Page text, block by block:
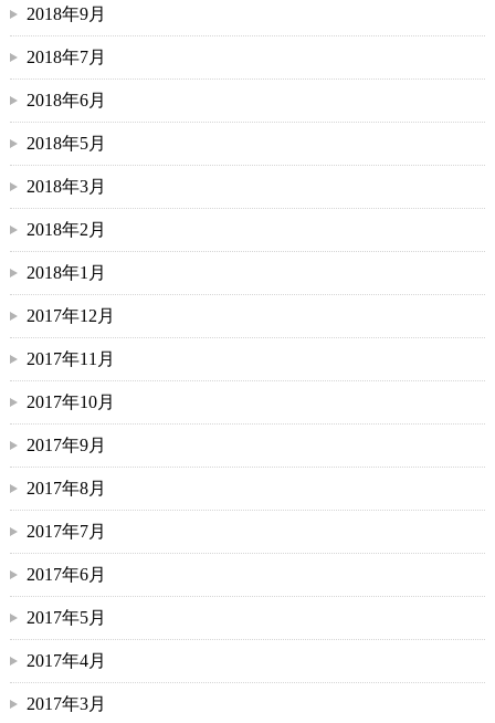
2018年9月
2018年7月
2018年6月
2018年5月
2018年3月
2018年2月
2018年1月
2017年12月
2017年11月
2017年10月
2017年9月
2017年8月
2017年7月
2017年6月
2017年5月
2017年4月
2017年3月